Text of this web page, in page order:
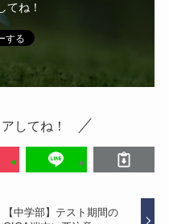
てね！
してね！
【中学部】テスト期間の